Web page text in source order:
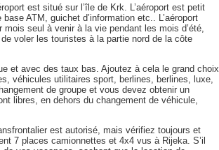
est situé sur l’île de Krk. L’aéroport est petit
ATM, guichet d’information etc.. L’aéroport
seul à venir à la vie pendant les mois d’été,
voler les touristes à la partie nord de la côte
et avec des taux bas. Ajoutez à cela le grand choix
véhicules utilitaires sport, berlines, berlines, luxe,
de groupe et vous devez obtenir un
libres, en dehors du changement de véhicule,
est autorisé, mais vérifiez toujours et
7 places camionnettes et 4x4 vus à Rijeka. S’il